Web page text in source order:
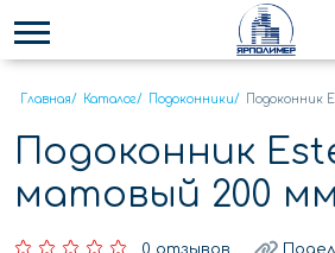
Главная/ Каталог/ Подоконники/ Подоконник
Подоконник
матовый 200 мм
0 отзывов